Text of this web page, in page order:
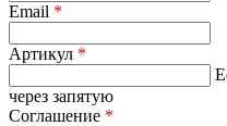
Email *
Артикул *
через запятую
Соглашение *